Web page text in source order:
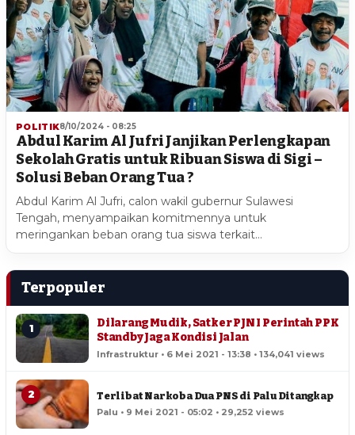
POLITIK8/10/2024 - 08:25
Abdul Karim Al Jufri Janjikan Perlengkapan
Sekolah Gratis untuk Ribuan Siswa di Sigi –
Solusi Beban Orang Tua ?
Abdul Karim Al Jufri, calon wakil gubernur Sulawesi
Tengah, menyampaikan komitmennya untuk
meringankan beban orang tua siswa terkait…
Terpopuler
1
Dilarang Mudik, Satker PJN I Perintah PPK
Standby Jaga Kondisi Jalan
Infrastruktur • 6 Mei 2021 - 13:38 • 134,041 views
2 Terlibat Narkoba Dua PNS di Palu Ditangkap
Palu • 9 Mei 2021 - 05:02 • 29,252 views